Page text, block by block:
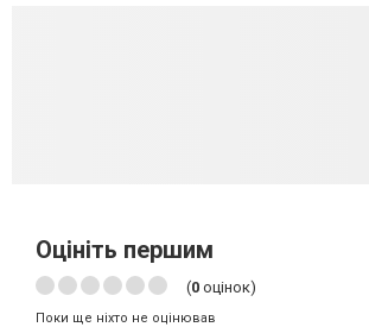
Оцініть першим
(0 оцінок)
Поки ще ніхто не оцінював